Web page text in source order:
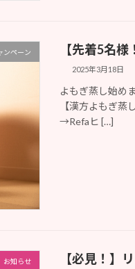
ンペーン 【先着5名
2025年3月18日
よもぎ蒸し始め
【漢方よもぎ
→Refaヒ […]
お知らせ 【必見！】